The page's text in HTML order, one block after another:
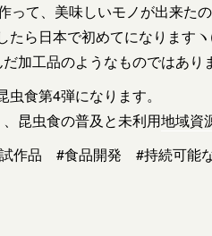
て、美味しいモノが出来た
たら日本で初めてになります
加工品のようなものではあ
食第4弾になります。
昆虫食の普及と未利用地域資
品 #食品開発 #持続可能